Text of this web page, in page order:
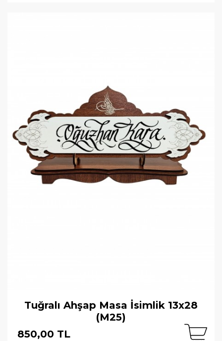
Tuğralı Ahşap Masa İsimlik 13x28
(M25)
850,00 TL